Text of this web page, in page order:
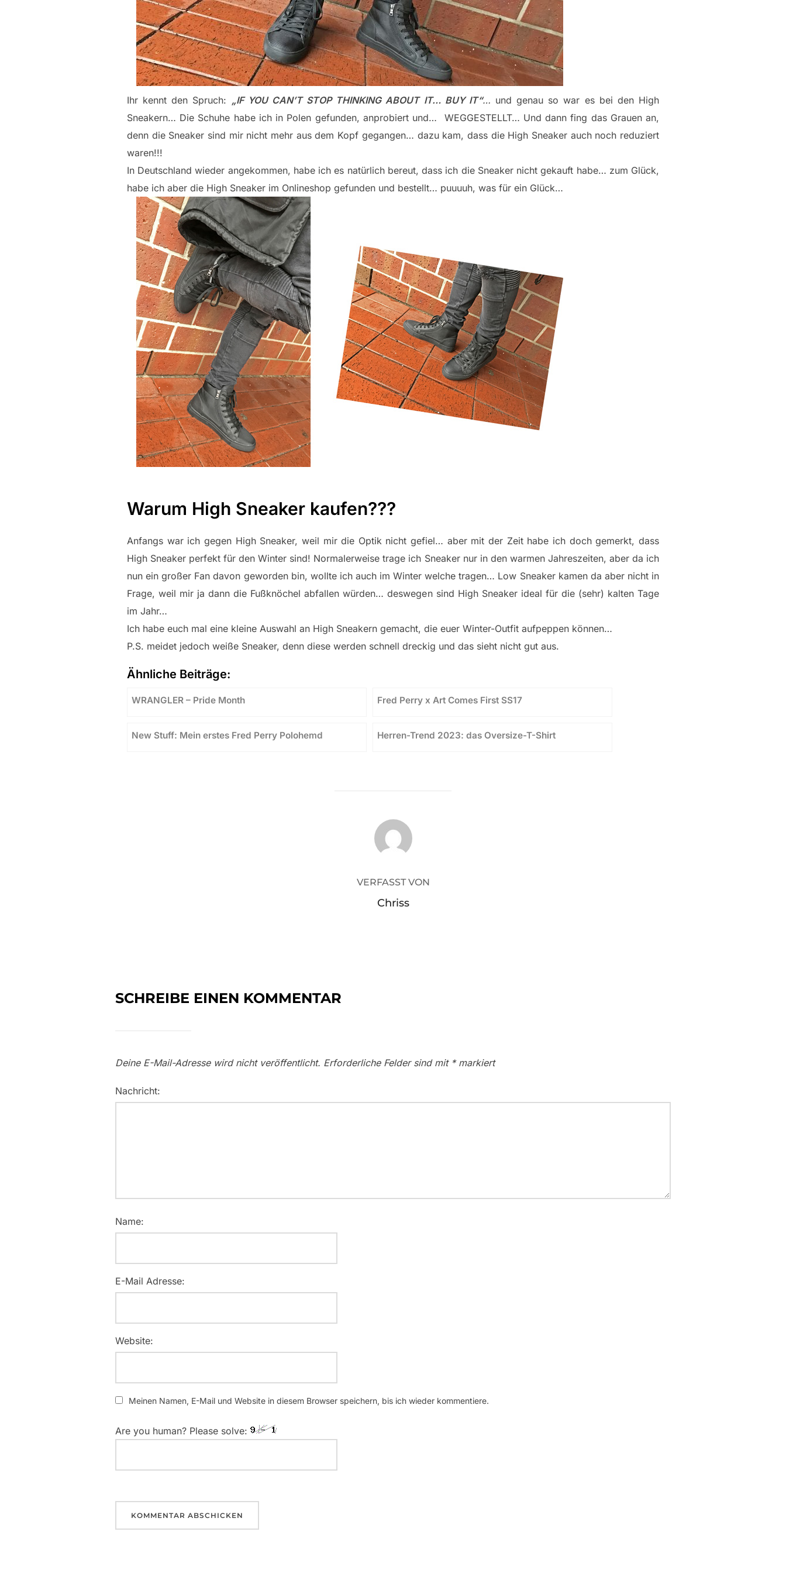
Ihr kennt den Spruch: „IF YOU CAN’T STOP THINKING ABOUT IT… BUY IT“… und genau so war es bei den High
Sneakern… Die Schuhe habe ich in Polen gefunden, anprobiert und… WEGGESTELLT… Und dann fing das Grauen an,
denn die Sneaker sind mir nicht mehr aus dem Kopf gegangen… dazu kam, dass die High Sneaker auch noch reduziert
waren!!!
In Deutschland wieder angekommen, habe ich es natürlich bereut, dass ich die Sneaker nicht gekauft habe… zum Glück,
habe ich aber die High Sneaker im Onlineshop gefunden und bestellt… puuuuh, was für ein Glück…
Warum High Sneaker kaufen???
Anfangs war ich gegen High Sneaker, weil mir die Optik nicht gefiel… aber mit der Zeit habe ich doch gemerkt, dass
High Sneaker perfekt für den Winter sind! Normalerweise trage ich Sneaker nur in den warmen Jahreszeiten, aber da ich
nun ein großer Fan davon geworden bin, wollte ich auch im Winter welche tragen… Low Sneaker kamen da aber nicht in
Frage, weil mir ja dann die Fußknöchel abfallen würden… deswegen sind High Sneaker ideal für die (sehr) kalten Tage
im Jahr…
Ich habe euch mal eine kleine Auswahl an High Sneakern gemacht, die euer Winter-Outfit aufpeppen können…
P.S. meidet jedoch weiße Sneaker, denn diese werden schnell dreckig und das sieht nicht gut aus.
Ähnliche Beiträge:
WRANGLER – Pride Month Fred Perry x Art Comes First SS17
New Stuff: Mein erstes Fred Perry Polohemd Herren-Trend 2023: das Oversize-T-Shirt
BEITRAGSAUTOR
VERFASST VON
Chriss
SCHREIBE EINEN KOMMENTAR
Deine E-Mail-Adresse wird nicht veröffentlicht. Erforderliche Felder sind mit *markiert
Nachricht:
Name:
E-Mail Adresse:
Website:
Meinen Namen, E-Mail und Website in diesem Browser speichern, bis ich wieder kommentiere.
Are you human? Please solve: